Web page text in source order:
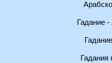
Гадание
Гадания